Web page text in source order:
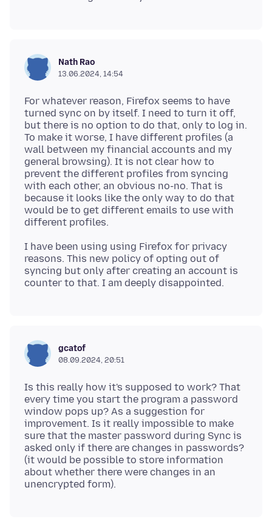
Nath Rao
13.06.2024, 14:54
For whatever reason, Firefox seems to have
turned sync on by itself. I need to turn it off,
but there is no option to do that, only to log in.
To make it worse, I have different profiles (a
wall between my financial accounts and my
general browsing). It is not clear how to
prevent the different profiles from syncing
with each other, an obvious no-no. That is
because it looks like the only way to do that
would be to get different emails to use with
I have been using using Firefox for privacy
reasons. This new policy of opting out of
syncing but only after creating an account is
gcatof
08.09.2024, 20:51
Is this really how it's supposed to work? That
every time you start the program a password
window pops up? As a suggestion for
improvement. Is it really impossible to make
sure that the master password during Sync is
asked only if there are changes in passwords?
(it would be possible to store information
about whether there were changes in an